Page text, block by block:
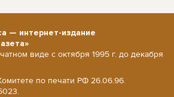
— интернет-издание
виде с октября 1995 г. до декабря
по печати РФ 26.06.96.